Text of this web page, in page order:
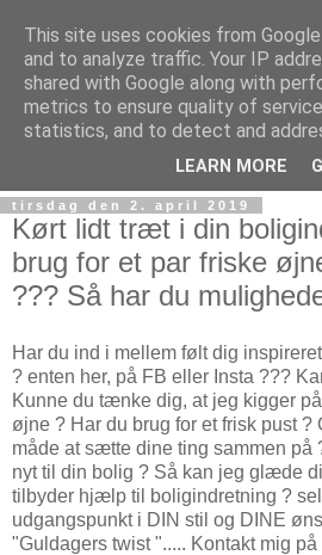
tirsdag den 2. april 2019
Kørt lidt træt i din
brug for et par friske
??? Så har du
Har du ind i mellem følt dig
? enten her, på FB eller Insta ???
Kunne du tænke dig, at jeg kigger
øjne ? Har du brug for et frisk pust ?
måde at sætte dine ting sammen på
nyt til din bolig ? Så kan jeg glæde
tilbyder hjælp til boligindretning ?
udgangspunkt i DIN stil og DINE
"Guldagers twist "..... Kontakt mig på
This site uses cookies from
and to analyze traffic. Your IP
shared with Google along with
metrics to ensure quality of
statistics, and to detect and
LEARN MORE